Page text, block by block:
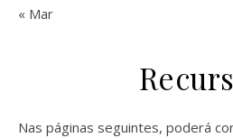
« Mar
Nas páginas seguintes, poderá